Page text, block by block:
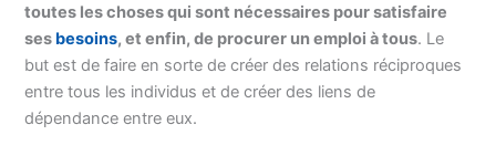
toutes les choses qui sont nécessaires pour satisfaire
ses besoins, et enfin, de procurer un emploi à tous. Le
but est de faire en sorte de créer des relations réciproques
entre tous les individus et de créer des liens de
dépendance entre eux.